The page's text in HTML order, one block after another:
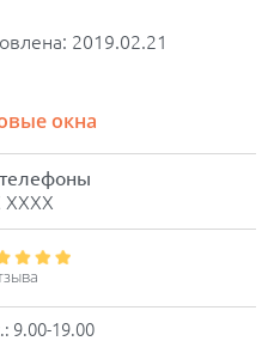
2019.02.21
окна
XXXX
9.00-19.00